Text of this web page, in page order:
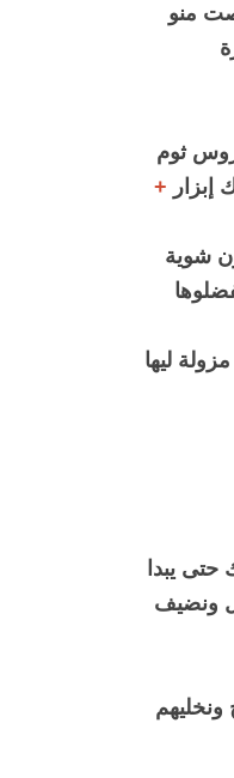
ابيض نقصت منو
مكعبات + تقريبا 5 م ك قزبور + 2 أو 3 ضروس ثوم
+
شوية
ليها
يبدا
ونضيف
ونخليهم